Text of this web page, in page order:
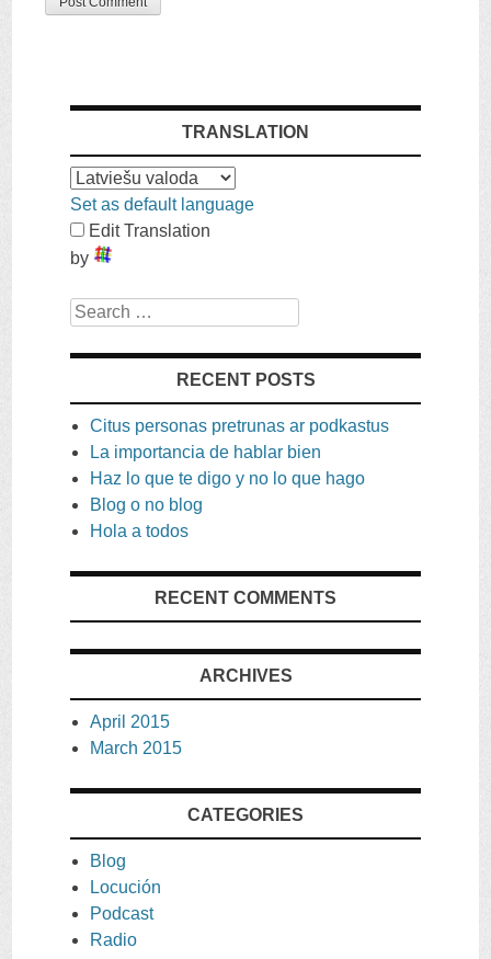
TRANSLATION
Set as default language
Edit Translation
by
Search
RECENT POSTS
Citus personas pretrunas ar podkastus
La importancia de hablar bien
Haz lo que te digo y no lo que hago
Blog o no blog
Hola a todos
RECENT COMMENTS
ARCHIVES
April 2015
March 2015
CATEGORIES
Blog
Locución
Podcast
Radio